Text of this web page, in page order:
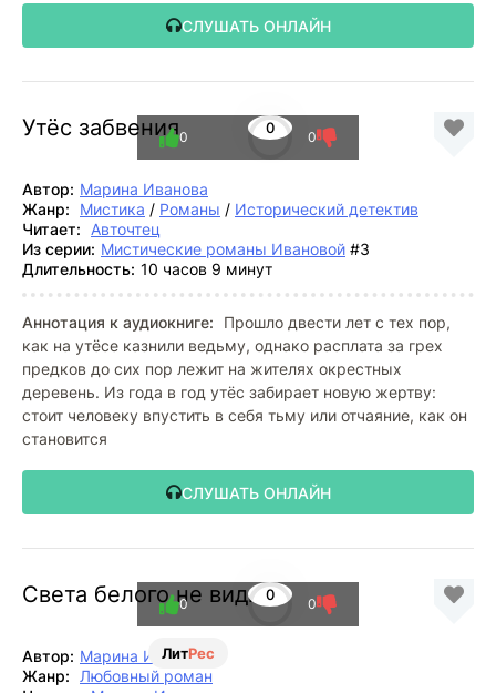
СЛУШАТЬ ОНЛАЙН
Утёс забвения 0
0 0
Автор: Марина Иванова
Жанр:
Мистика / Романы / Исторический детектив
Читает:
Авточтец
Из серии: Мистические романы Ивановой #3
Длительность: 10 часов 9 минут
Аннотация к аудиокниге:
Прошло двести лет с тех пор,
как на утёсе казнили ведьму, однако расплата за грех
предков до сих пор лежит на жителях окрестных
деревень. Из года в год утёс забирает новую жертву:
стоит человеку впустить в себя тьму или отчаяние, как он
становится
СЛУШАТЬ ОНЛАЙН
Света белого не видно
ЛитРес
0
0 0
Автор: Марина Иванова
Жанр:
Любовный роман